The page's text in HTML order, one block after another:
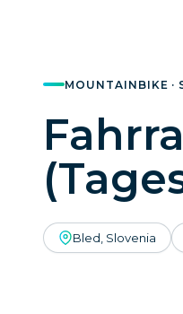
MOUNTAINBIKE ·
Bled, Slovenia